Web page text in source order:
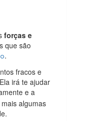
forças e
que são
.
fracos e
irá te ajudar
e a
algumas